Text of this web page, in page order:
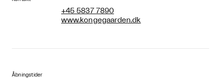
+45 5837 7890
www.kongegaarden.dk
Åbningstider